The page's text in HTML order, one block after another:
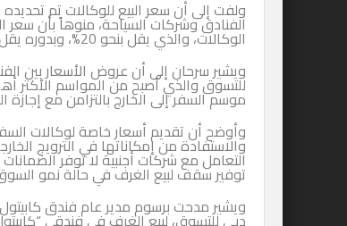
ولفت إلى أن سعر البيع للوكالات تم
الفنادق وشركات السياحة، منوهاً بأن سعر
الوكالات، والذي يقل بنحو 20%، وبدوره يقل بأكثر من 60% من السعر الأساسي.
ويشير سرحان إلى أن عروض الأسعار بين
للتسوق والذي أصبح من المواسم الأكثر
موسم السفر إلى الخارج بالتزامن مع إجازة
وأوضح أن تقديم أسعار خاصة لوكالات
والاستفادة من إمكاناتها في الترويج
التعامل مع شركات أجنبية لا توفر
توفير سقف لبيع الغرف في حالة نمو
ويشير مدحت برسوم مدير عام فندق
دبي للتسوق، لبيع الغرف في فندقي